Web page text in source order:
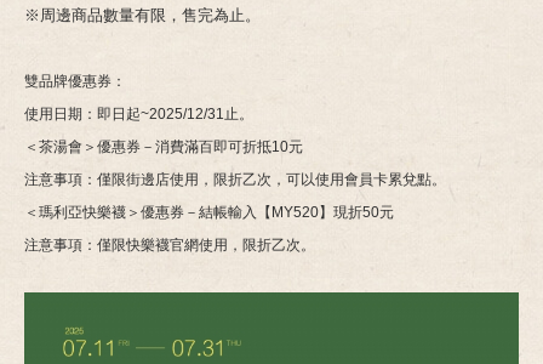
※周邊商品數量有限，售完為止。
雙品牌優惠券：
使用日期：即日起~2025/12/31止。
＜茶湯會＞優惠券－消費滿百即可折抵10元
注意事項：僅限街邊店使用，限折乙次，可以使用會員卡累兌點。
＜瑪利亞快樂襪＞優惠券－結帳輸入【MY520】現折50元
注意事項：僅限快樂襪官網使用，限折乙次。